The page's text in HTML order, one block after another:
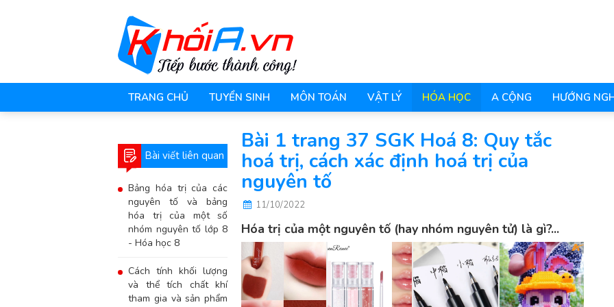
TRANG CHỦ TUYỂN SINH MÔN TOÁN VẬT LÝ HÓA HỌC A CỘNG HƯỚNG
Bài viết liên quan
Bảng hóa trị của các
nguyên tố và bảng
hóa trị của một số
nhóm nguyên tố lớp 8
- Hóa học 8
Cách tính khối lượng
và thể tích chất khí
tham gia và sản phẩm
Bài 1 trang 37 SGK Hoá 8: Quy tắc
hoá trị, cách xác định hoá trị của
nguyên tố
11/10/2022
Hóa trị của một nguyên tố (hay nhóm nguyên tử) là gì?...